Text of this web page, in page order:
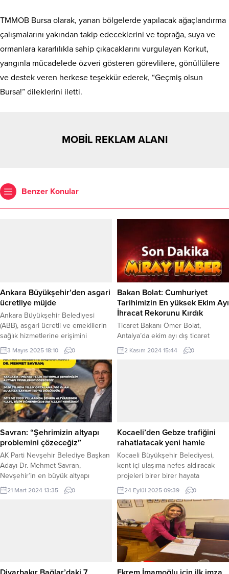
TMMOB Bursa olarak, yanan bölgelerde yapılacak ağaçlandırma
çalışmalarını yakından takip edeceklerini ve toprağa, suya ve
ormanlara kararlılıkla sahip çıkacaklarını vurgulayan Korkut,
yangınla mücadelede özveri gösteren görevlilere, gönüllülere
ve destek veren herkese teşekkür ederek, “Geçmiş olsun
Bursa!” dileklerini iletti.
MOBİL REKLAM ALANI
Benzer Konular
Ankara Büyükşehir’den asgari
ücretliye müjde
Ankara Büyükşehir Belediyesi
(ABB), asgari ücretli ve emeklilerin
sağlık hizmetlerine erişimini
kolaylaştırmak için Türkiye’de
örnek bir uygulamaya imza attı.
ANKARA (İGFA) – Ankara
Büyükşehir Belediyesi (ABB), asgari
ücretli ve emeklilerin temel sağlık
hizmetlerine erişimini
kolaylaştırmak amacıyla Türkiye’de
bir ilki daha gerçekleştirdi. ABB
Başkanı Mansur Yavaş’ın Nisan
ayında duyurduğu ‘Asgari
Ücretliye...
3 Mayıs 2025 18:10 0
Bakan Bolat: Cumhuriyet
Tarihimizin En yüksek Ekim Ayı
İhracat Rekorunu Kırdık
Ticaret Bakanı Ömer Bolat,
Antalya’da ekim ayı dış ticaret
verilerini açıkladı. Bakan Bolat’ın
konuşmasından bazı satır başları
bulunmaktadır. İhracatımızın birim
değerinin...
2 Kasım 2024 15:44 0
Savran: “Şehrimizin altyapı
problemini çözeceğiz”
AK Parti Nevşehir Belediye Başkan
Adayı Dr. Mehmet Savran,
Nevşehir’in en büyük altyapı
yatırımlarının kendi döneminde
gerçekleştirildiğini belirterek yeni
Başkanlığı görev süresi boyunca
21 Mart 2024 13:35 0
Kocaeli’den Gebze trafiğini
rahatlatacak yeni hamle
Kocaeli Büyükşehir Belediyesi,
kent içi ulaşıma nefes aldıracak
projeleri birer birer hayata
geçiriyor. Bu kapsamda Yol ve
Bakım Dairesi Başkanlığı ekipleri,
Gebze’de yaşanan trafik
yoğunluğunu azaltmak amacıyla
üstyapı düzenlemelerine başladı.
KOCAELİ (İGFA) – Kocaeli
Büyükşehir Belediyesi, kent
genelinde ulaşım ağını daha
konforlu ve güvenli hale getirmek
24 Eylül 2025 09:39 0